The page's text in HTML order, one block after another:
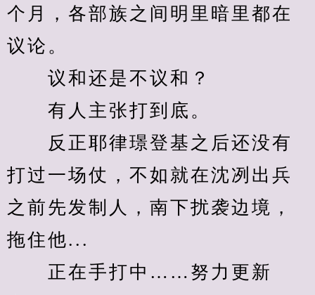
个月，各部族之间明里暗里都在
议论。
议和还是不议和？
有人主张打到底。
反正耶律璟登基之后还没有
打过一场仗，不如就在沈冽出兵
之前先发制人，南下扰袭边境，
拖住他...
正在手打中……努力更新